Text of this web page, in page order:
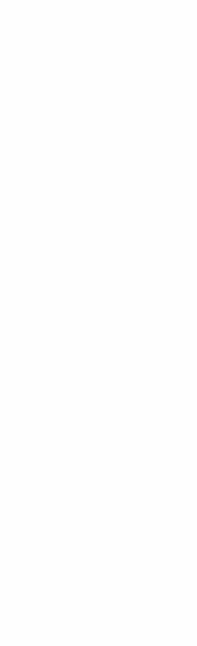
sur les actions de
thématiques, prenez
d’activité qui
de la réalisation de nos
d'activité 2024
!